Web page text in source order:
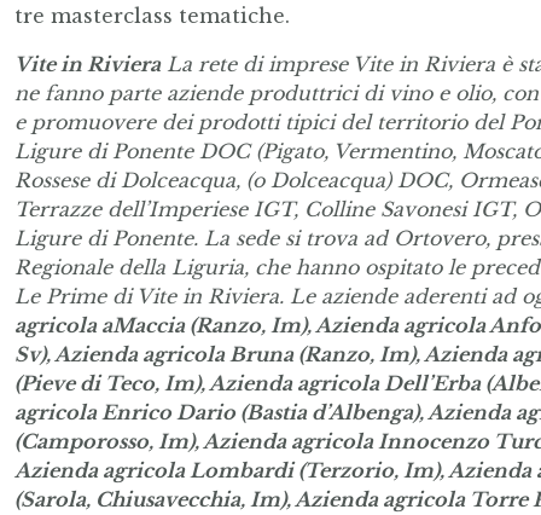
tre masterclass tematiche.
Vite in Riviera La rete di imprese Vite in Riviera è
ne fanno parte aziende produttrici di vino e olio,
e promuovere dei prodotti tipici del territorio del
Ligure di Ponente DOC (Pigato, Vermentino,
Rossese di Dolceacqua, (o Dolceacqua) DOC,
Terrazze dell’Imperiese IGT, Colline Savonesi IGT,
Ligure di Ponente. La sede si trova ad Ortovero,
Regionale della Liguria, che hanno ospitato le
Le Prime di Vite in Riviera. Le aziende aderenti ad
agricola aMaccia (Ranzo, Im), Azienda agricola
Sv), Azienda agricola Bruna (Ranzo, Im), Azienda
(Pieve di Teco, Im), Azienda agricola Dell’Erba
agricola Enrico Dario (Bastia d’Albenga), Azienda
(Camporosso, Im), Azienda agricola Innocenzo
Azienda agricola Lombardi (Terzorio, Im), Azienda
(Sarola, Chiusavecchia, Im), Azienda agricola Torre